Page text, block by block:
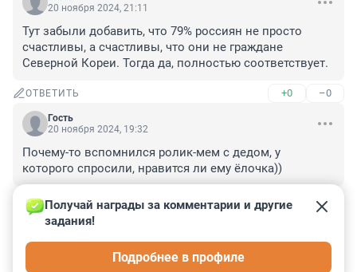
20 ноября 2024, 21:11
Тут забыли добавить, что 79% россиян не просто
счастливы, а счастливы, что они не граждане
Северной Кореи. Тогда да, полностью соответствует.
ОТВЕТИТЬ +0 –0
Гость
20 ноября 2024, 19:32
Почему-то вспомнился ролик-мем с дедом, у
которого спросили, нравится ли ему ёлочка))
ОТВЕТИТЬ –0
Гость
79% россиян неадекватны чуть более чем полностью
Получай награды за комментарии и другие
задания!
Подробнее в профиле